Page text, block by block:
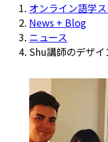
オンライン語学
News + Blog
ニュース
Shu講師のデザ